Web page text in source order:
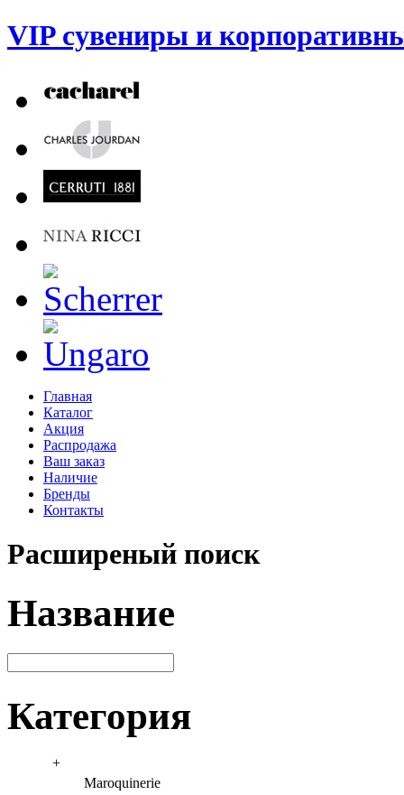
VIP сувениры и
Главная
Каталог
Акция
Распродажа
Ваш заказ
Наличие
Бренды
Контакты
Расширеный поиск
Название
Категория
+
Maroquinerie